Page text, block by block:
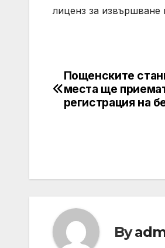
лиценз за извършване
Post
navigation
Пощенските
места ще
регистрация на
By